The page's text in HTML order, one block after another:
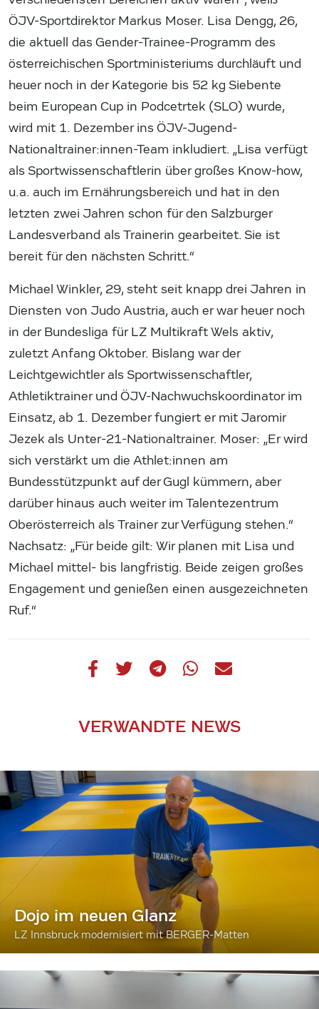
ÖJV-Sportdirektor Markus Moser. Lisa Dengg, 26,
die aktuell das Gender-Trainee-Programm des
österreichischen Sportministeriums durchläuft und
heuer noch in der Kategorie bis 52 kg Siebente
beim European Cup in Podcetrtek (SLO) wurde,
wird mit 1. Dezember ins ÖJV-Jugend-
Nationaltrainer:innen-Team inkludiert. „Lisa verfügt
als Sportwissenschaftlerin über großes Know-how,
u.a. auch im Ernährungsbereich und hat in den
letzten zwei Jahren schon für den Salzburger
Landesverband als Trainerin gearbeitet. Sie ist
bereit für den nächsten Schritt.“
Michael Winkler, 29, steht seit knapp drei Jahren in
Diensten von Judo Austria, auch er war heuer noch
in der Bundesliga für LZ Multikraft Wels aktiv,
zuletzt Anfang Oktober. Bislang war der
Leichtgewichtler als Sportwissenschaftler,
Athletiktrainer und ÖJV-Nachwuchskoordinator im
Einsatz, ab 1. Dezember fungiert er mit Jaromir
Jezek als Unter-21-Nationaltrainer. Moser: „Er wird
sich verstärkt um die Athlet:innen am
Bundesstützpunkt auf der Gugl kümmern, aber
darüber hinaus auch weiter im Talentezentrum
Oberösterreich als Trainer zur Verfügung stehen.“
Nachsatz: „Für beide gilt: Wir planen mit Lisa und
Michael mittel- bis langfristig. Beide zeigen großes
Engagement und genießen einen ausgezeichneten
Ruf.“
VERWANDTE NEWS
Dojo im neuen Glanz
LZ Innsbruck modernisiert mit BERGER-Matten